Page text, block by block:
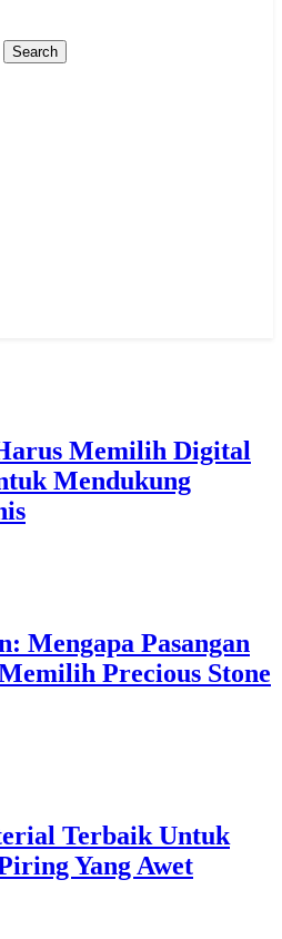
Memilih Digital
Mendukung
Mengapa Pasangan
Precious Stone
Terbaik Untuk
Yang Awet